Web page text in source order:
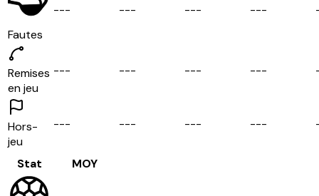
Fautes
--- --- --- ---
Remises
en jeu
--- --- --- ---
Hors-
jeu
--- --- --- ---
Stat MOY